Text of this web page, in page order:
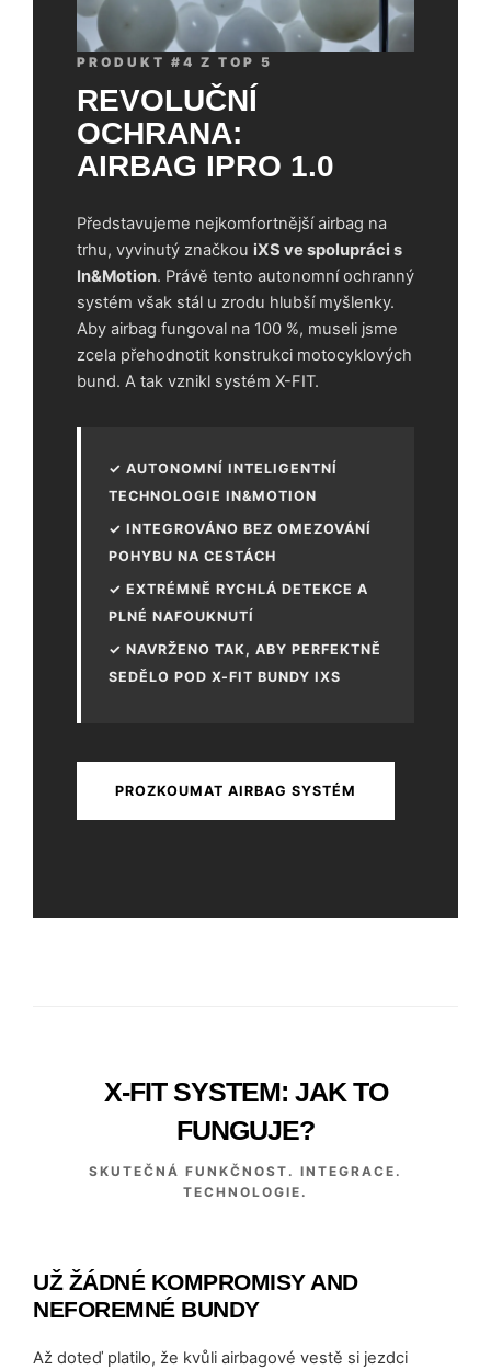
PRODUKT #4 Z TOP 5
REVOLUČNÍ
OCHRANA:
AIRBAG IPRO 1.0
Představujeme nejkomfortnější airbag na
trhu, vyvinutý značkou iXS ve spolupráci s
In&Motion. Právě tento autonomní ochranný
systém však stál u zrodu hlubší myšlenky.
Aby airbag fungoval na 100 %, museli jsme
zcela přehodnotit konstrukci motocyklových
bund. A tak vznikl systém X-FIT.
✓ AUTONOMNÍ INTELIGENTNÍ
TECHNOLOGIE IN&MOTION
✓ INTEGROVÁNO BEZ OMEZOVÁNÍ
POHYBU NA CESTÁCH
✓ EXTRÉMNĚ RYCHLÁ DETEKCE A
PLNÉ NAFOUKNUTÍ
✓ NAVRŽENO TAK, ABY PERFEKTNĚ
SEDĚLO POD X-FIT BUNDY IXS
PROZKOUMAT AIRBAG SYSTÉM
X-FIT SYSTEM: JAK TO
FUNGUJE?
SKUTEČNÁ FUNKČNOST. INTEGRACE.
TECHNOLOGIE.
UŽ ŽÁDNÉ KOMPROMISY AND
NEFOREMNÉ BUNDY
Až doteď platilo, že kvůli airbagové vestě si jezdci